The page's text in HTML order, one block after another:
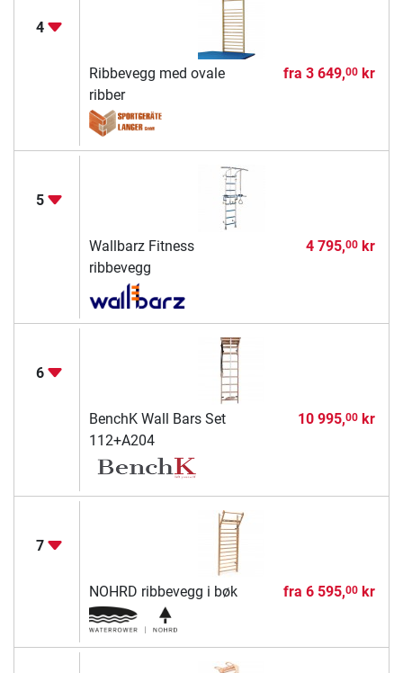
4
Ribbevegg med ovale
ribber
fra 3 649,00kr
5
Wallbarz Fitness
ribbevegg
4 795,00kr
6
BenchK Wall Bars Set
112+A204
10 995,00kr
7
NOHRD ribbevegg i bøk fra 6 595,00kr